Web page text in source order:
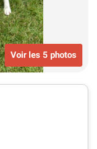
Voir les 5 photos